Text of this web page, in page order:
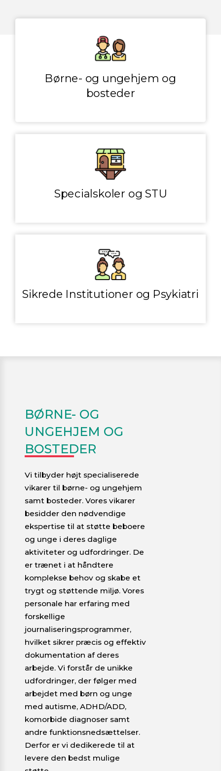
Børne- og ungehjem og
bosteder
Specialskoler og STU
Sikrede Institutioner og Psykiatri
BØRNE- OG
UNGEHJEM OG
BOSTEDER
Vi tilbyder højt specialiserede
vikarer til børne- og ungehjem
samt bosteder. Vores vikarer
besidder den nødvendige
ekspertise til at støtte beboere
og unge i deres daglige
aktiviteter og udfordringer. De
er trænet i at håndtere
komplekse behov og skabe et
trygt og støttende miljø. Vores
personale har erfaring med
forskellige
journaliseringsprogrammer,
hvilket sikrer præcis og effektiv
dokumentation af deres
arbejde. Vi forstår de unikke
udfordringer, der følger med
arbejdet med børn og unge
med autisme, ADHD/ADD,
komorbide diagnoser samt
andre funktionsnedsættelser.
Derfor er vi dedikerede til at
levere den bedst mulige